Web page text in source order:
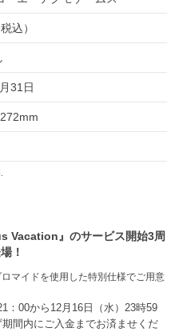
込）
31日
Vacation』のサービス開始3周
！
マイドを使用した特別仕様でご用意
：00から12月16日（水）23時59
間内にご入金までお済ませくだ